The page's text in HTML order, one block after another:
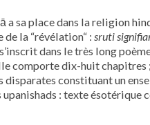
a sa place dans la religion
la “révélation“ : sruti
s’inscrit dans le très long
comporte dix-huit chapitres
disparates constituant un
upanishads : texte ésotérique